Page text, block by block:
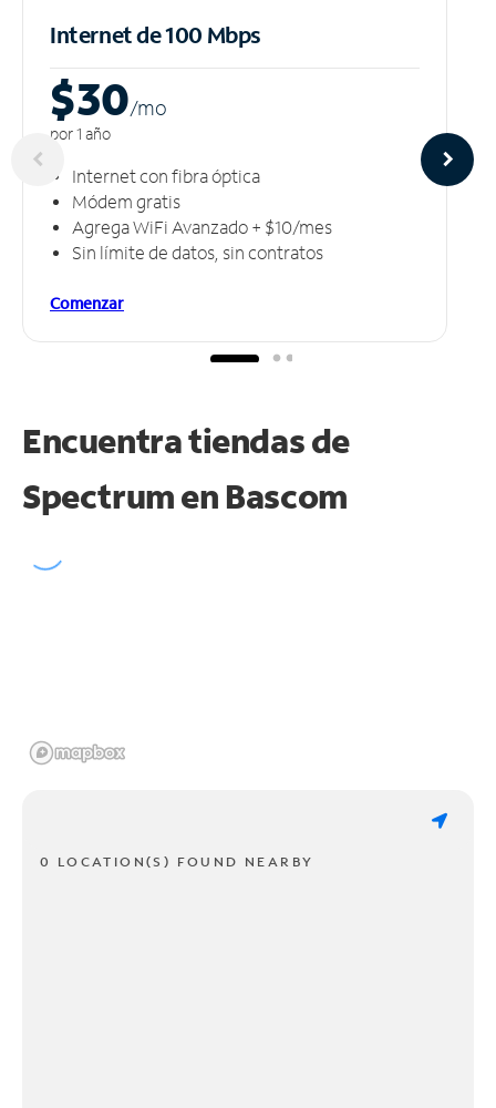
Internet de 100 Mbps
$30/mo
por 1 año
Internet con fibra óptica
Módem gratis
Agrega WiFi Avanzado + $10/mes
Sin límite de datos, sin contratos
Comenzar
Encuentra tiendas de
Spectrum en Bascom
0 LOCATION(S) FOUND NEARBY